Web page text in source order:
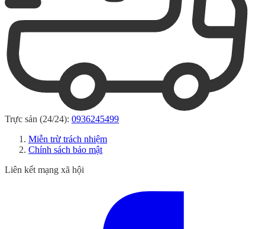
Trực sản (24/24): 0936245499
Miễn trừ trách nhiệm
Chính sách bảo mật
Liên kết mạng xã hội